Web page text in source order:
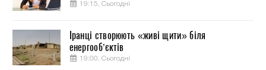
19:15, Сьогодні
Іранці створюють «живі щити» біля
енергооб’єктів
19:00, Сьогодні